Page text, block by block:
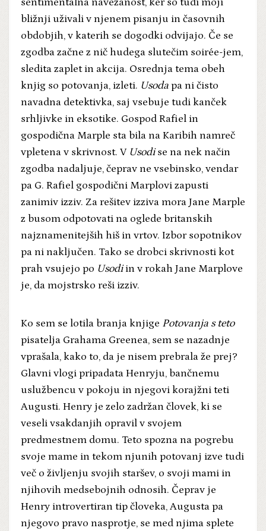
sentimentalna navezanost, ker so tudi moji
bližnji uživali v njenem pisanju in časovnih
obdobjih, v katerih se dogodki odvijajo. Če se
zgodba začne z nič hudega slutečim soirée-jem,
sledita zaplet in akcija. Osrednja tema obeh
knjig so potovanja, izleti. Usoda pa ni čisto
navadna detektivka, saj vsebuje tudi kanček
srhljivke in eksotike. Gospod Rafiel in
gospodična Marple sta bila na Karibih namreč
vpletena v skrivnost. V Usodise na nek način
zgodba nadaljuje, čeprav ne vsebinsko, vendar
pa G. Rafiel gospodični Marplovi zapusti
zanimiv izziv. Za rešitev izziva mora Jane Marple
z busom odpotovati na oglede britanskih
najznamenitejših hiš in vrtov. Izbor sopotnikov
pa ni naključen. Tako se drobci skrivnosti kot
prah vsujejo po Usodiin v rokah Jane Marplove
je, da mojstrsko reši izziv.
Ko sem se lotila branja knjige Potovanja s teto
pisatelja Grahama Greenea, sem se nazadnje
vprašala, kako to, da je nisem prebrala že prej?
Glavni vlogi pripadata Henryju, bančnemu
uslužbencu v pokoju in njegovi korajžni teti
Augusti. Henry je zelo zadržan človek, ki se
veseli vsakdanjih opravil v svojem
predmestnem domu. Teto spozna na pogrebu
svoje mame in tekom njunih potovanj izve tudi
več o življenju svojih staršev, o svoji mami in
njihovih medsebojnih odnosih. Čeprav je
Henry introvertiran tip človeka, Augusta pa
njegovo pravo nasprotje, se med njima splete